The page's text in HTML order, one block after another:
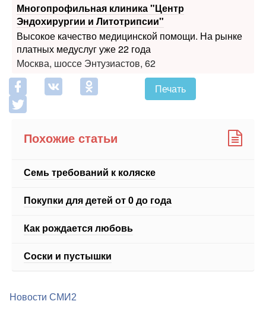
Многопрофильная клиника "Центр
Эндохирургии и Литотрипсии"
Высокое качество медицинской помощи. На рынке
платных медуслуг уже 22 года
Москва, шоссе Энтузиастов, 62
Печать
Похожие статьи
Семь требований к коляске
Покупки для детей от 0 до года
Как рождается любовь
Соски и пустышки
Новости СМИ2